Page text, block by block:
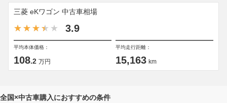
三菱 eKワゴン 中古車相場
3.9
平均本体価格：
108.2 万円
平均走行距離：
15,163 km
全国×中古車購入におすすめの条件